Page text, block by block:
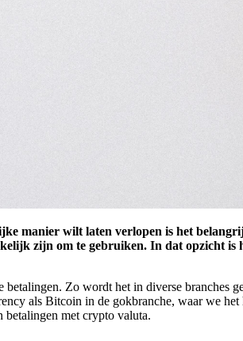
manier wilt laten verlopen is het
zijn om te gebruiken. In dat opzicht
Zo wordt het in diverse branches
als Bitcoin in de gokbranche, waar we
betalingen met crypto valuta.